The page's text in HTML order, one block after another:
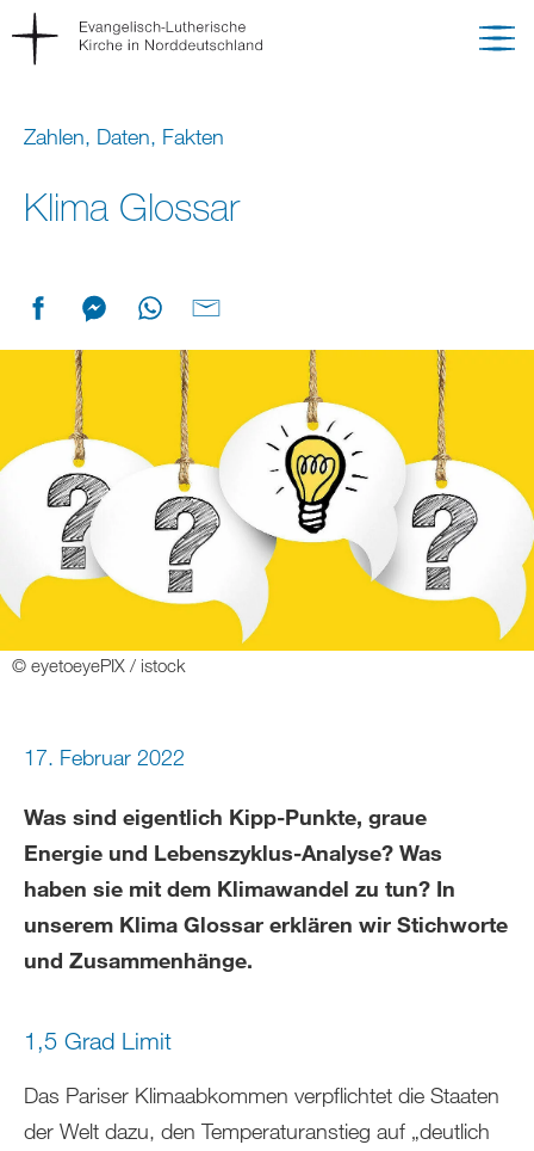
Zahlen, Daten, Fakten
Klima Glossar
© eyetoeyePIX / istock
17. Februar 2022
Was sind eigentlich Kipp-Punkte, graue
Energie und Lebenszyklus-Analyse? Was
haben sie mit dem Klimawandel zu tun? In
unserem Klima Glossar erklären wir Stichworte
und Zusammenhänge.
1,5 Grad Limit
Das Pariser Klimaabkommen verpflichtet die Staaten
der Welt dazu, den Temperaturanstieg auf „deutlich